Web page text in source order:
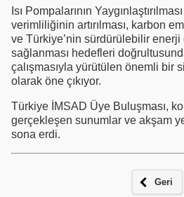
Isı Pompalarının
verimliliğinin artırılması, karbon
ve Türkiye’nin sürdürülebilir enerji
sağlanması hedefleri
çalışmasıyla yürütülen önemli bir
olarak öne çıkıyor.
Türkiye İMSAD Üye Buluşması,
gerçekleşen sunumlar ve akşam
sona erdi.
Geri